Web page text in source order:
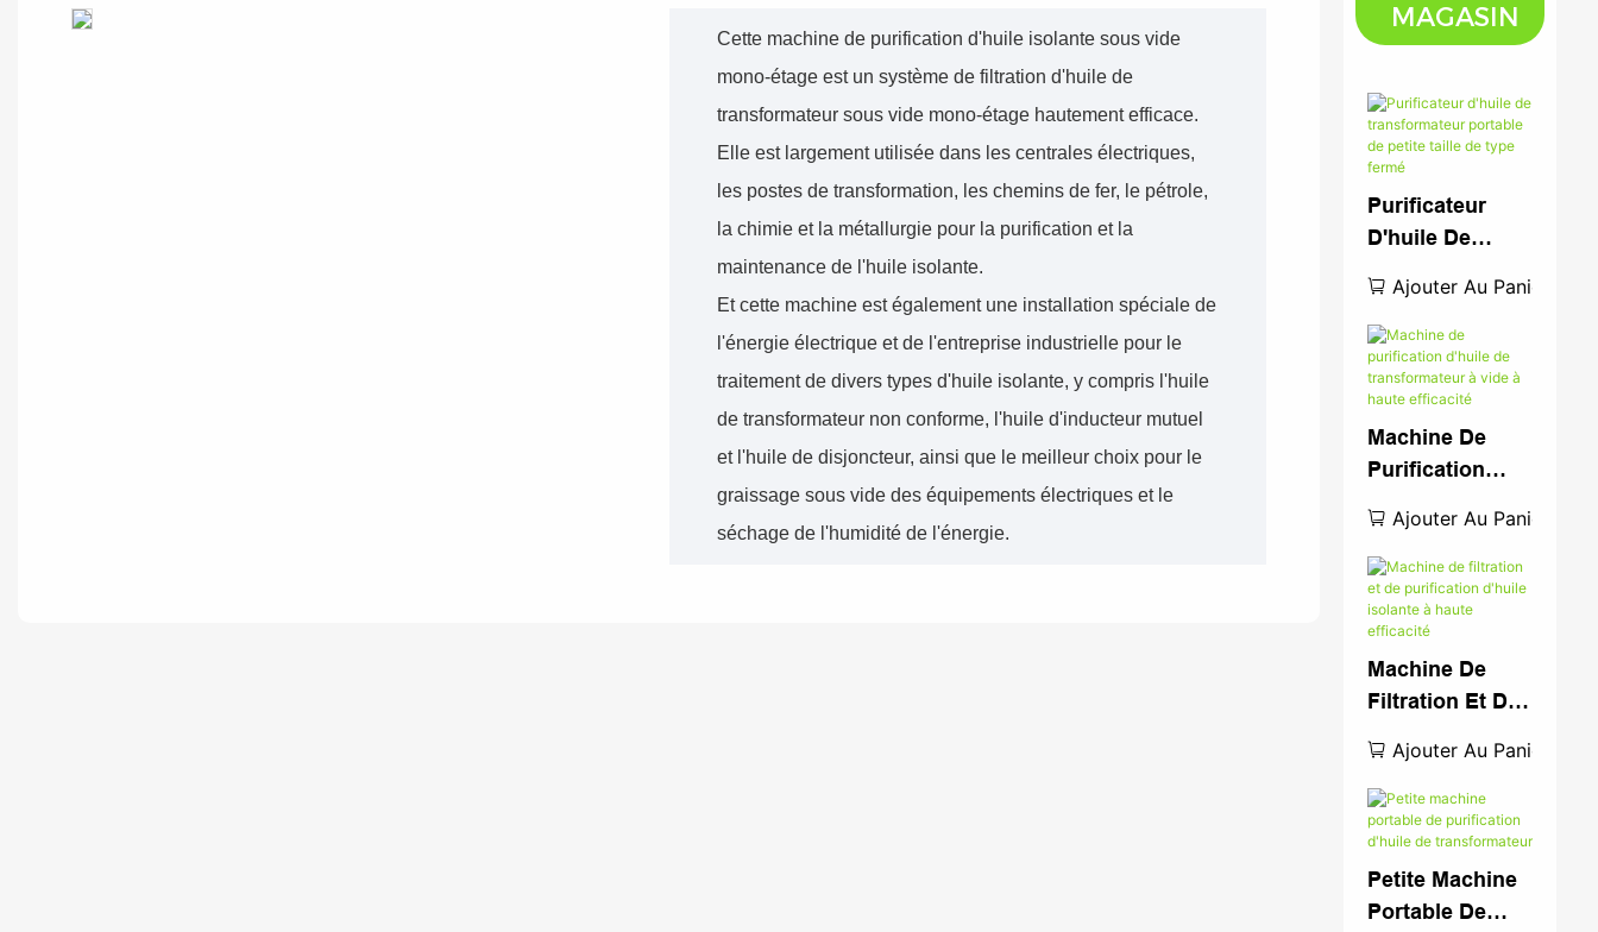
MAGASIN
Purificateur
D'huile De
Portable De
Petite Taille De
Type Fermé
Ajouter Au Panier
Machine De
Purification
Transformateur
À Vide À Haute
Efficacité
Ajouter Au Panier
Machine De
Filtration Et De
D'huile Isolante
À Haute
Efficacité
Ajouter Au Panier
Petite Machine
Portable De
Cette machine de purification d'huile isolante sous vide
mono-étage est un système de filtration d'huile de
transformateur sous vide mono-étage hautement efficace.
Elle est largement utilisée dans les centrales électriques,
les postes de transformation, les chemins de fer, le pétrole,
la chimie et la métallurgie pour la purification et la
maintenance de l'huile isolante.
Et cette machine est également une installation spéciale de
l'énergie électrique et de l'entreprise industrielle pour le
traitement de divers types d'huile isolante, y compris l'huile
de transformateur non conforme, l'huile d'inducteur mutuel
et l'huile de disjoncteur, ainsi que le meilleur choix pour le
graissage sous vide des équipements électriques et le
séchage de l'humidité de l'énergie.